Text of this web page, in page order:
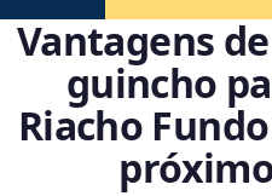
Vantagens
guincho
Riacho